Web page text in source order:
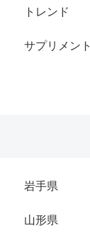
トレンド
サプリメント
岩手県
山形県